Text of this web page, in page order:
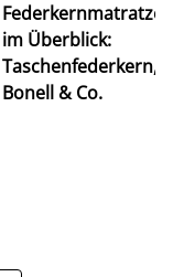
im Überblick:
Taschenfederkern,
Bonell & Co.